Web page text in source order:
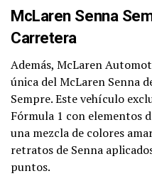
McLaren Senna
Carretera
Además, McLaren
única del McLaren Senna
Sempre. Este vehículo
Fórmula 1 con elementos
una mezcla de colores
retratos de Senna
puntos.